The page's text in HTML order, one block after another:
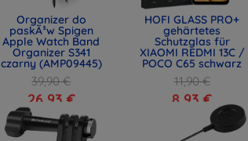
Organizer do
paskÃ³w Spigen
Apple Watch Band
Organizer S341
czarny (AMP09445)
39,90 €
26,93 €
HOFI GLASS PRO+
gehärtetes
Schutzglas für
XIAOMI REDMI 13C /
POCO C65 schwarz
11,90 €
8,93 €